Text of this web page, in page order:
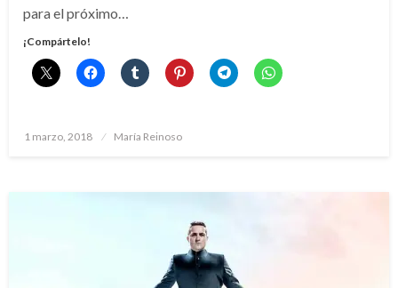
para el próximo…
¡Compártelo!
Publicado
1 marzo, 2018 María Reinoso